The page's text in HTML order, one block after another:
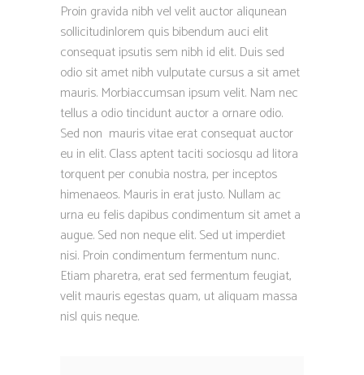
Proin gravida nibh vel velit auctor aliqunean
sollicitudinlorem quis bibendum auci elit
consequat ipsutis sem nibh id elit. Duis sed
odio sit amet nibh vulputate cursus a sit amet
mauris. Morbiaccumsan ipsum velit. Nam nec
tellus a odio tincidunt auctor a ornare odio.
Sed non mauris vitae erat consequat auctor
eu in elit. Class aptent taciti sociosqu ad litora
torquent per conubia nostra, per inceptos
himenaeos. Mauris in erat justo. Nullam ac
urna eu felis dapibus condimentum sit amet a
augue. Sed non neque elit. Sed ut imperdiet
nisi. Proin condimentum fermentum nunc.
Etiam pharetra, erat sed fermentum feugiat,
velit mauris egestas quam, ut aliquam massa
nisl quis neque.